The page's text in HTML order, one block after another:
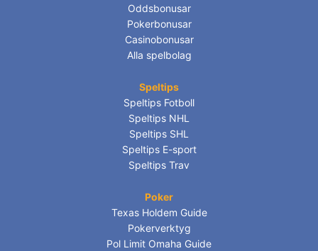
Oddsbonusar
Pokerbonusar
Casinobonusar
Alla spelbolag
Speltips
Speltips Fotboll
Speltips NHL
Speltips SHL
Speltips E-sport
Speltips Trav
Poker
Texas Holdem Guide
Pokerverktyg
Pol Limit Omaha Guide